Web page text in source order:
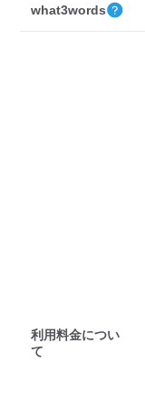
車種
what3words
利用料金につい
て